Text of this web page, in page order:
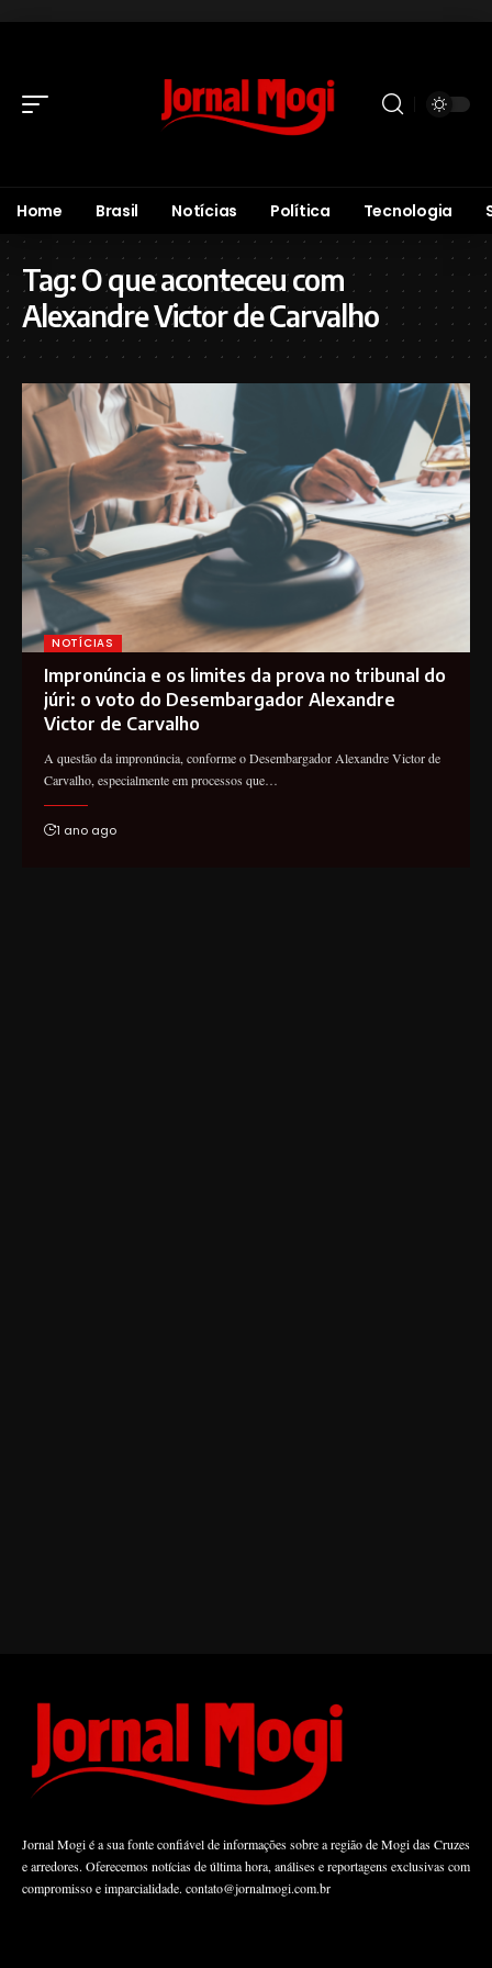
Home Brasil Notícias Política Tecnologia
Tag:O que aconteceu com
Alexandre Victor de Carvalho
NOTÍCIAS
Impronúncia e os limites da prova no tribunal do
júri: o voto do Desembargador Alexandre
Victor de Carvalho
A questão da impronúncia, conforme o Desembargador Alexandre Victor de
Carvalho, especialmente em processos que…
1 ano ago
Jornal Mogi é a sua fonte confiável de informações sobre a região de Mogi das Cruzes
e arredores. Oferecemos notícias de última hora, análises e reportagens exclusivas com
compromisso e imparcialidade. contato@jornalmogi.com.br